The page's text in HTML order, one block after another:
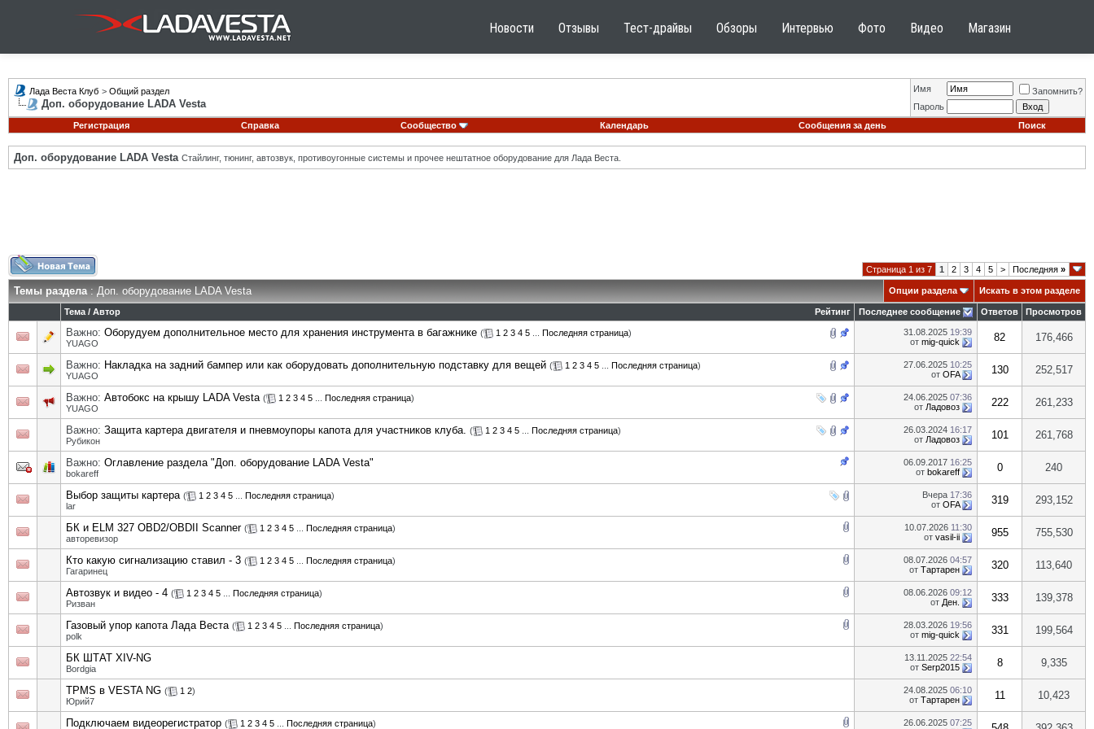
Новости Отзывы Тест-драйвы Обзоры Интервью Фото Видео Магазин
Лада Веста Клуб > Общий раздел
Доп. оборудование LADA Vesta
Имя
Запомнить?
Пароль
Регистрация
Справка Сообщество Календарь Сообщения за день Поиск
Доп. оборудование LADA Vesta Стайлинг, тюнинг, автозвук, противоугонные системы и прочее нештатное оборудование для Лада Веста.
Страница 1 из 7 1 2 3 4 5 > Последняя »
Темы раздела: Доп. оборудование LADA Vesta Опции раздела Искать в этом разделе
Рейтинг
Тема / Автор Последнее сообщение Ответов Просмотров
Важно: Оборудуем дополнительное место для хранения инструмента в багажнике ( 1 2 3 4 5 Последняя страница)
YUAGO
31.08.2025 19:39
от mig-quick 82 176,466
Важно: Накладка на задний бампер или как оборудовать дополнительную подставку для вещей ( 1 2 3 4 5 Последняя страница)
YUAGO
27.06.2025 10:25
от OFA 130 252,517
Важно: Автобокс на крышу LADA Vesta ( 1 2 3 4 5 Последняя страница)
YUAGO
24.06.2025 07:36
от Ладовоз 222 261,233
Важно: Защита картера двигателя и пневмоупоры капота для участников клуба. ( 1 2 3 4 5 Последняя страница)
Рубикон
26.03.2024 16:17
от Ладовоз 101 261,768
Важно: Оглавление раздела "Доп. оборудование LADA Vesta"
bokareff
06.09.2017 16:25
от bokareff 0 240
Выбор защиты картера ( 1 2 3 4 5 Последняя страница)
lar
Вчера 17:36
от OFA 319 293,152
БК и ELM 327 OBD2/OBDII Scanner ( 1 2 3 4 5 Последняя страница)
авторевизор
10.07.2026 11:30
от vasil-ii 955 755,530
Кто какую сигнализацию ставил - 3 ( 1 2 3 4 5 Последняя страница)
Гагаринец
08.07.2026 04:57
от Тартарен 320 113,640
Автозвук и видео - 4 ( 1 2 3 4 5 Последняя страница)
Ризван
08.06.2026 09:12
от Ден. 333 139,378
Газовый упор капота Лада Веста ( 1 2 3 4 5 Последняя страница)
polk
28.03.2026 19:56
от mig-quick 331 199,564
БК ШТАТ XIV-NG
Bordgia
13.11.2025 22:54
от Serp2015 8 9,335
TPMS в VESTA NG ( 1 2)
Юрий7
24.08.2025 06:10
от Тартарен 11 10,423
Подключаем видеорегистратор ( 1 2 3 4 5 Последняя страница)
26.06.2025 07:25